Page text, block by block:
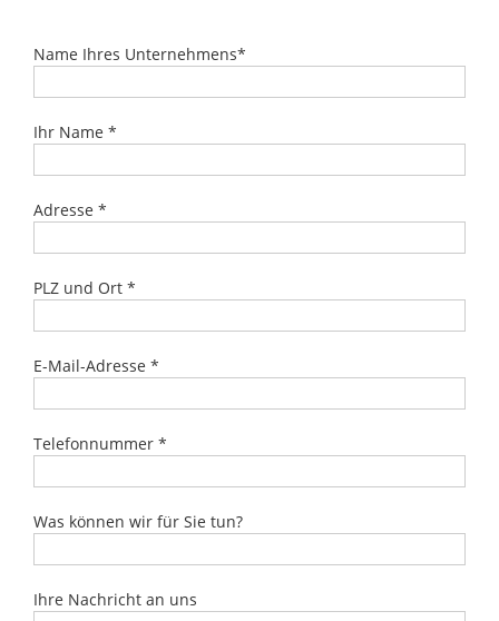
Name Ihres Unternehmens*
Ihr Name *
Adresse *
PLZ und Ort *
E-Mail-Adresse *
Telefonnummer *
Was können wir für Sie tun?
Ihre Nachricht an uns